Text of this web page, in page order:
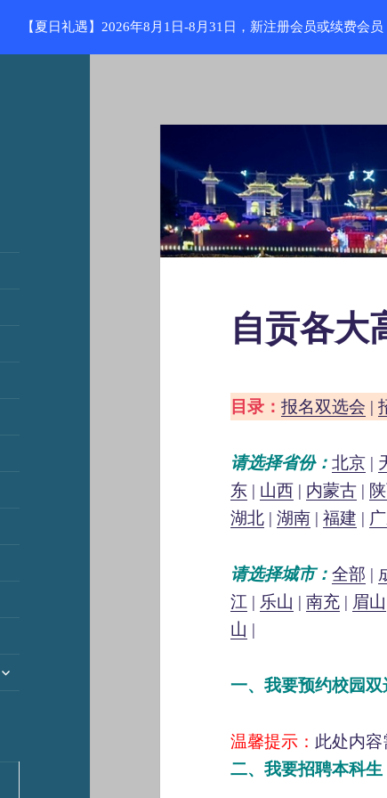
自贡各大
目录：报名双选会 |
请选择省份：北京 |
东 | 山西 | 内蒙古 |
湖北 |湖南 |福建 |
请选择城市：全部 |
江 | 乐山 |南充 | 眉山
山 |
一、我要预约校园双
温馨提示： 此处内容
二、我要招聘本科生
【夏日礼遇】2026年8月1日-8月31日，新注册会员或续费会员